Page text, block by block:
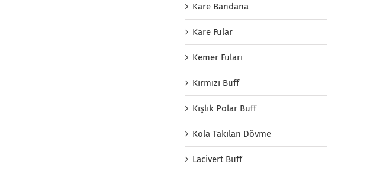
Kare Bandana
Kare Fular
Kemer Fuları
Kırmızı Buff
Kışlık Polar Buff
Kola Takılan Dövme
Lacivert Buff